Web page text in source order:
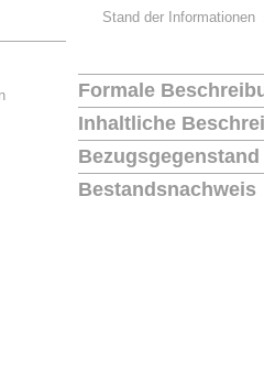
Stand der Informationen
Formale
Inhaltliche
Bezugsgegenstand
Bestandsnachweis